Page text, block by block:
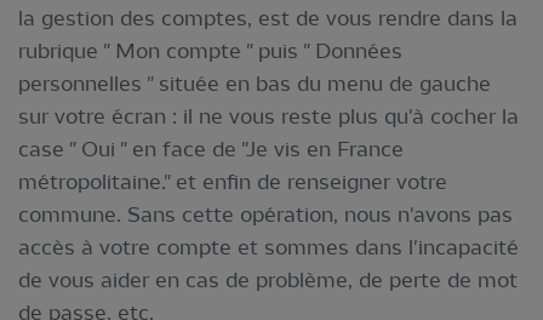
la gestion des comptes, est de vous rendre dans la
rubrique " Mon compte " puis " Données
personnelles " située en bas du menu de gauche
sur votre écran : il ne vous reste plus qu'à cocher la
case " Oui " en face de "Je vis en France
métropolitaine." et enfin de renseigner votre
commune. Sans cette opération, nous n'avons pas
accès à votre compte et sommes dans l'incapacité
de vous aider en cas de problème, de perte de mot
de passe, etc.